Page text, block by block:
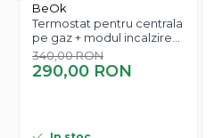
BeOk
Termostat pentru centrala
pe gaz + modul incalzire
pardoseala BeOk TGM50-
Wifi-WPB
340,00 RON
290,00 RON